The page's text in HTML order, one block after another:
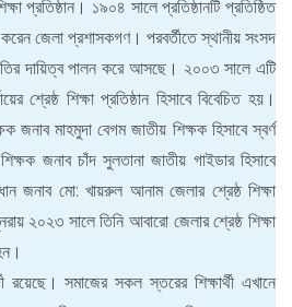
প্রতিষ্ঠান। ১৯০৪ সালে প্রতিষ্ঠানটি প্রতিষ্ঠিত
জেলা প্রশাসকগণ। পরবর্তীতে স্থানীয় সংসদ
দায়িত্ব পালন করে আসছে। ২০০৩ সালে এটি
শ্রেষ্ঠ শিক্ষা প্রতিষ্ঠান হিসাবে বিবেচিত হয়।
জনাব মাহমুদা বেগম জাতীয় শিক্ষক হিসাবে স্বর্ণ
জনাব চাঁদ সুলতানা জাতীয় গাইডার হিসাবে
জনাব মো: খায়রুল আনাম জেলার শ্রেষ্ঠ শিক্ষা
২০২৩ সালে তিনি আবারো জেলার শ্রেষ্ঠ শিক্ষা
রয়েছে। সমাজের সকল স্তরের শিক্ষার্থী এখানে